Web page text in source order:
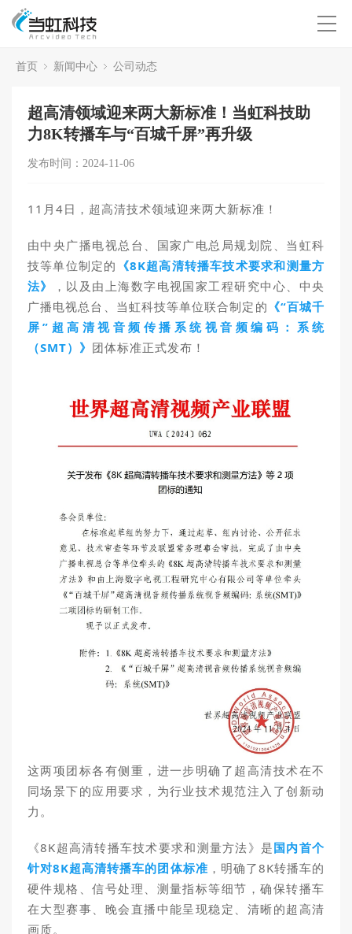
首页 新闻中心 公司动态
超高清领域迎来两大新标准！当虹科技助
力8K转播车与“百城千屏”再升级
发布时间：2024-11-06
11月4日， 超高清技术领域迎来两大新标准！
由中央广播电视总台、国家广电总局规划院、当虹科
技等单位制定的 《8K超高清转播车技术要求和测量方
法》
，以及由上海数字电视国家工程研究中心、中央
广播电视总台、当虹科技等单位联合制定的 《“百城千
屏”超高清视音频传播系统视音频编码：系统
（SMT）》 团体标准正式发布！
这两项团标各有侧重，进一步明确了超高清技术在不
同场景下的应用要求， 为行业技术规范注入了创新动
力。
《8K超高清转播车技术要求和测量方法》是国内首个
针对8K超高清转播车的团体标准 ，明确了8K转播车的
硬件规格、信号处理、测量指标等细节，确保转播车
在大型赛事、晚会直播中能呈现稳定、清晰的超高清
画质。